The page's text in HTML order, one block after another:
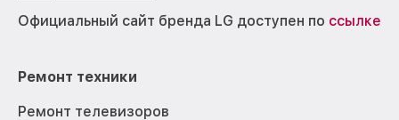
Официальный сайт бренда LG доступен по ссылке
Ремонт техники
Ремонт телевизоров